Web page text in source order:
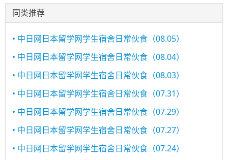
同类推荐
• 中日网日本留学网学生宿舍日常伙食（08.05）
• 中日网日本留学网学生宿舍日常伙食（08.04）
• 中日网日本留学网学生宿舍日常伙食（08.03）
• 中日网日本留学网学生宿舍日常伙食（07.31）
• 中日网日本留学网学生宿舍日常伙食（07.29）
• 中日网日本留学网学生宿舍日常伙食（07.27）
• 中日网日本留学网学生宿舍日常伙食（07.24）